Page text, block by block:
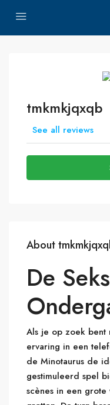
tmkmkjqxqb
See all reviews
About
De
Als je op zoek bent
ervaring in een
de Minotaurus de
gestimuleerd spel
scènes in een